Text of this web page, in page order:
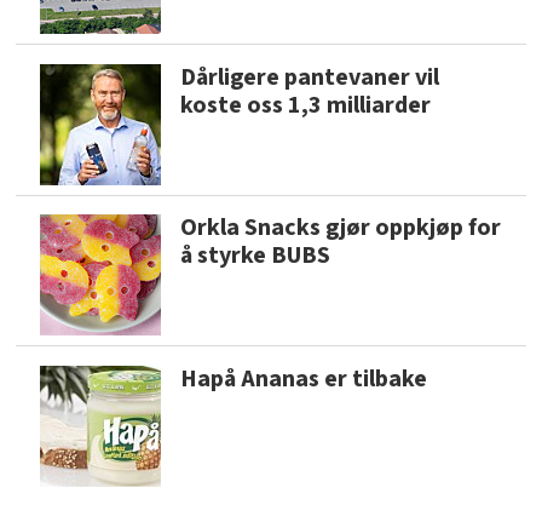
Dårligere pantevaner vil
koste oss 1,3 milliarder
Orkla Snacks gjør oppkjøp for
å styrke BUBS
Hapå Ananas er tilbake